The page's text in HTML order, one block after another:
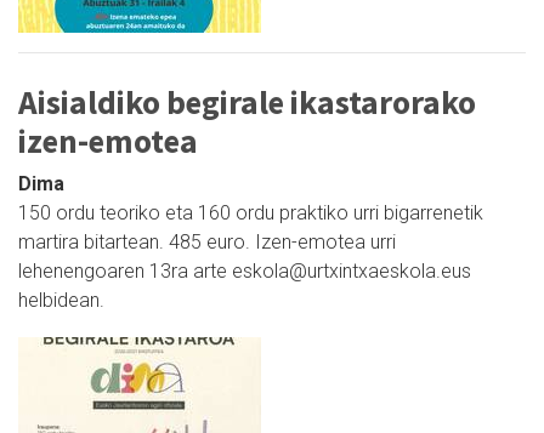
Aisialdiko begirale ikastarorako
izen-emotea
Dima
150 ordu teoriko eta 160 ordu praktiko urri bigarrenetik
martira bitartean. 485 euro. Izen-emotea urri
lehenengoaren 13ra arte eskola@urtxintxaeskola.eus
helbidean.